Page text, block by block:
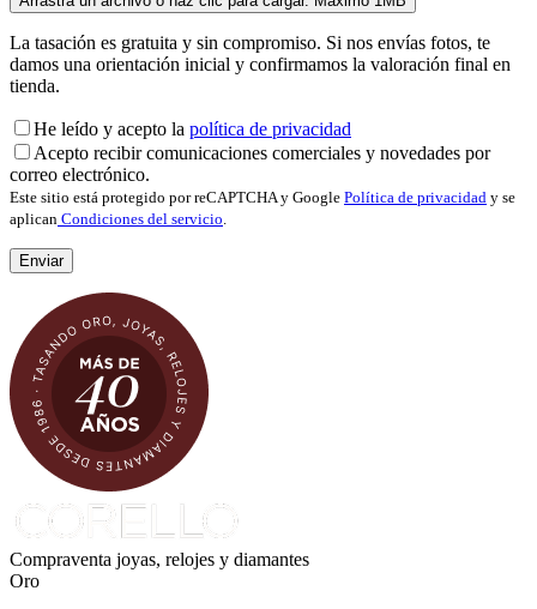
La tasación es gratuita y sin compromiso. Si nos envías fotos, te
damos una orientación inicial y confirmamos la valoración final en
tienda.
He leído y acepto la política de privacidad
Acepto recibir comunicaciones comerciales y novedades por
correo electrónico.
Este sitio está protegido por reCAPTCHA y Google Política de privacidad y se
aplican Condiciones del servicio
Compraventa joyas, relojes y diamantes
Oro